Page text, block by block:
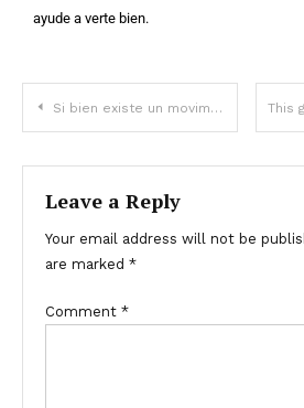
ayude a verte bien.
Si bien existe un movimiento en cómo las personas ven la belleza en Estados Unidos y en el mundo en general,
Leave a Reply
Your email address will not be
are marked *
Comment *